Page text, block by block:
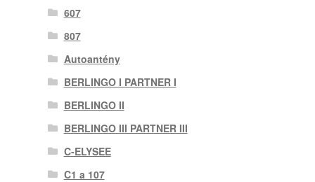
607
807
Autoantény
BERLINGO I PARTNER I
BERLINGO II
BERLINGO III PARTNER III
C-ELYSEE
C1 a 107